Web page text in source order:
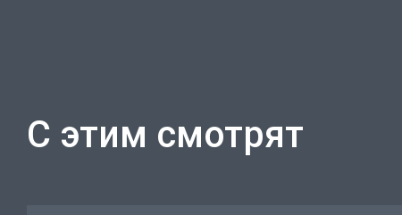
С этим смотрят